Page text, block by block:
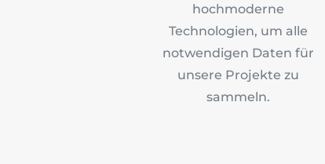
hochmoderne
Technologien, um alle
notwendigen Daten für
unsere Projekte zu
sammeln.